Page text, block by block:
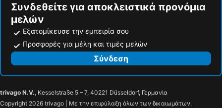
Συνδεθείτε για αποκλειστικά προνόμια
μελών
Εξατομίκευσε την εμπειρία σου
Προσφορές για μέλη και τιμές μελών
Σύνδεση
trivago N.V., Kesselstraße 5 – 7, 40221 Düsseldorf, Γερμανία
Copyright 2026 trivago | Με την επιφύλαξη όλων των δικαιωμάτων.